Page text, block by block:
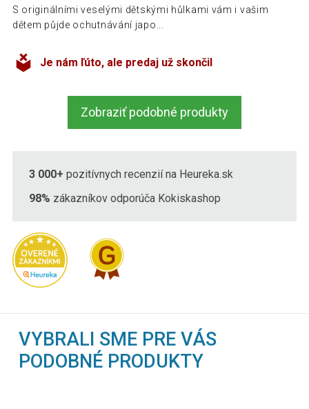
S originálními veselými dětskými hůlkami vám i vašim
dětem půjde ochutnávání japo...
Je nám ľúto, ale predaj už skončil
Zobraziť podobné produkty
3 000+ pozitívnych recenzií na Heureka.sk
98% zákazníkov odporúča Kokiskashop
VYBRALI SME PRE VÁS
PODOBNÉ PRODUKTY